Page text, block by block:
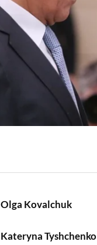
Olga Kovalchuk
Kateryna Tyshchenko